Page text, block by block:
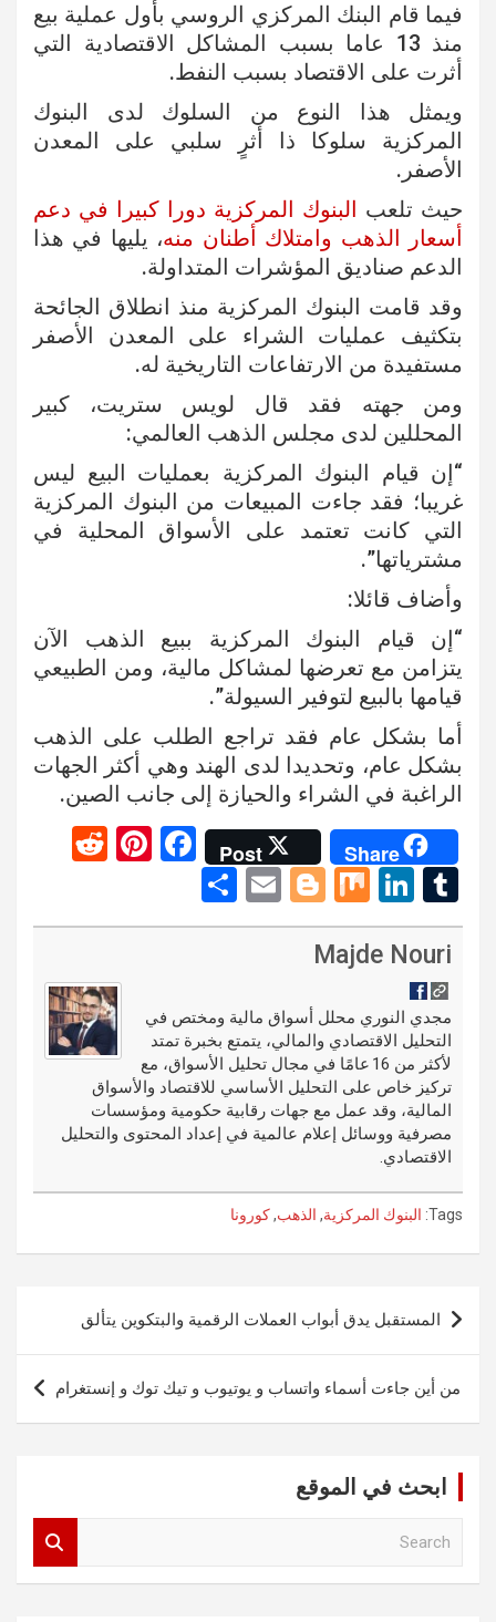
فيما قام البنك المركزي الروسي بأول عملية بيع
منذ 13 عاما بسبب المشاكل الاقتصادية التي
أثرت على الاقتصاد بسبب النفط.
ويمثل هذا النوع من السلوك لدى البنوك
المركزية سلوكا ذا أثرٍ سلبي على المعدن
الأصفر.
حيث تلعب البنوك المركزية دورا كبيرا في دعم
أسعار الذهب وامتلاك أطنان منه، يليها في هذا
الدعم صناديق المؤشرات المتداولة.
وقد قامت البنوك المركزية منذ انطلاق الجائحة
بتكثيف عمليات الشراء على المعدن الأصفر
مستفيدة من الارتفاعات التاريخية له.
ومن جهته فقد قال لويس ستريت، كبير
المحللين لدى مجلس الذهب العالمي:
“إن قيام البنوك المركزية بعمليات البيع ليس
غريبا؛ فقد جاءت المبيعات من البنوك المركزية
التي كانت تعتمد على الأسواق المحلية في
مشترياتها”.
وأضاف قائلا:
“إن قيام البنوك المركزية ببيع الذهب الآن
يتزامن مع تعرضها لمشاكل مالية، ومن الطبيعي
قيامها بالبيع لتوفير السيولة”.
أما بشكل عام فقد تراجع الطلب على الذهب
بشكل عام، وتحديدا لدى الهند وهي أكثر الجهات
الراغبة في الشراء والحيازة إلى جانب الصين.
Share
Post
F
ce
o
k
Pi
er
t
d
t
T
u
m
bl
r
Li
n
ke
n
M
ix
Bl
o
er
E
m
h
Majde Nouri
مجدي النوري محلل أسواق مالية ومختص في
التحليل الاقتصادي والمالي، يتمتع بخبرة تمتد
لأكثر من 16 عامًا في مجال تحليل الأسواق، مع
تركيز خاص على التحليل الأساسي للاقتصاد والأسواق
المالية، وقد عمل مع جهات رقابية حكومية ومؤسسات
مصرفية ووسائل إعلام عالمية في إعداد المحتوى والتحليل
الاقتصادي.
Tags: البنوك المركزية, الذهب,كورونا
تصفّح
المقالات
المستقبل يدق أبواب العملات الرقمية والبتكوين يتألق
من أين جاءت أسماء واتساب و يوتيوب و تيك توك و إنستغرام
ابحث في الموقع